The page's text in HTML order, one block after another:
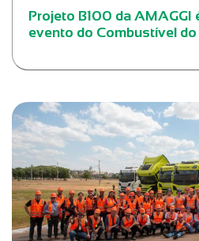
Projeto B100 da AMAGGI
evento do Combustível do